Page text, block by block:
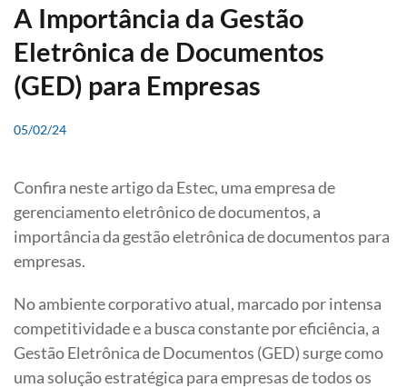
A Importância da Gestão
Eletrônica de Documentos
(GED) para Empresas
05/02/24
Confira neste artigo da Estec, uma empresa de
gerenciamento eletrônico de documentos, a
importância da gestão eletrônica de documentos para
empresas.
No ambiente corporativo atual, marcado por intensa
competitividade e a busca constante por eficiência, a
Gestão Eletrônica de Documentos (GED) surge como
uma solução estratégica para empresas de todos os